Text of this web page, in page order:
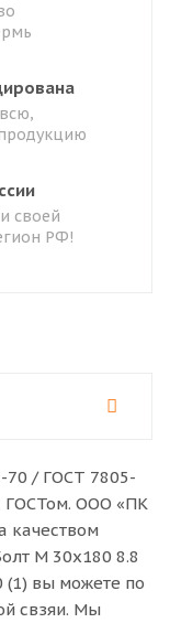
своей
РФ!
70 / ГОСТ 7805-
ГОСТом. ООО «ПК
качеством
M 30x180 8.8
вы можете по
свзяи. Мы